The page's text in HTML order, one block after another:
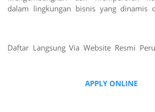
dalam lingkungan bisnis yang dinamis
Daftar Langsung Via Website Resmi
APPLY ONLINE